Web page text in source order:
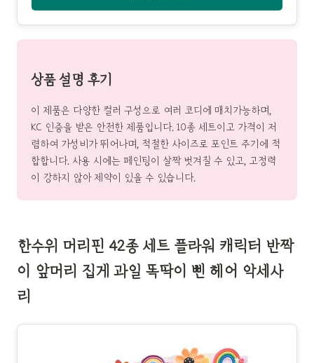
상품 설명 후기
이 제품은 다양한 컬러 구성으로 여러 코디에 매치가능하며,
KC 인증을 받은 안전한 제품입니다. 10종 세트이고 가격이 저
렴하여 가성비가 뛰어나며, 적절한 사이즈로 포인트 주기에 적
합합니다. 사용 시에는 페인팅이 살짝 벗겨질 수 있고, 고정력
이 강하지 않아 제약이 있을 수 있습니다.
한수위 머리핀 42종 세트 플라워 캐릭터 반짝
이 앞머리 집게 과일 똑딱이 삔 헤어 악세사
리